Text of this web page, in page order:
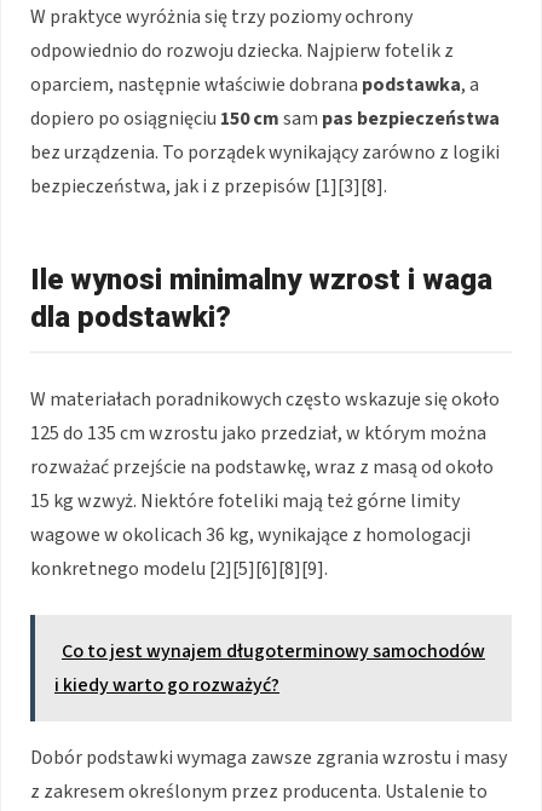
W praktyce wyróżnia się trzy poziomy ochrony
odpowiednio do rozwoju dziecka. Najpierw fotelik z
oparciem, następnie właściwie dobrana podstawka, a
dopiero po osiągnięciu 150 cmsam pas bezpieczeństwa
bez urządzenia. To porządek wynikający zarówno z logiki
bezpieczeństwa, jak i z przepisów [1][3][8].
Ile wynosi minimalny wzrost i waga
dla podstawki?
W materiałach poradnikowych często wskazuje się około
125 do 135 cm wzrostu jako przedział, w którym można
rozważać przejście na podstawkę, wraz z masą od około
15 kg wzwyż. Niektóre foteliki mają też górne limity
wagowe w okolicach 36 kg, wynikające z homologacji
konkretnego modelu [2][5][6][8][9].
Co to jest wynajem długoterminowy samochodów
i kiedy warto go rozważyć?
Dobór podstawki wymaga zawsze zgrania wzrostu i masy
z zakresem określonym przez producenta. Ustalenie to